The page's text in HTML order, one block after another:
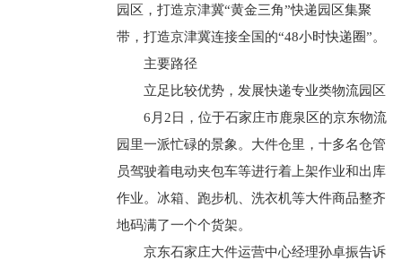
园区，打造京津冀“黄金三角”快递园区集聚
带，打造京津冀连接全国的“48小时快递圈”。
主要路径
立足比较优势，发展快递专业类物流园区
6月2日，位于石家庄市鹿泉区的京东物流
园里一派忙碌的景象。大件仓里，十多名仓管
员驾驶着电动夹包车等进行着上架作业和出库
作业。冰箱、跑步机、洗衣机等大件商品整齐
地码满了一个个货架。
京东石家庄大件运营中心经理孙卓振告诉